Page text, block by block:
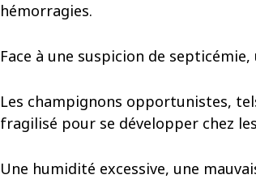
hémorragies.
Face à une suspicion de
Les champignons opportunistes,
fragilisé pour se développer chez
Une humidité excessive, une